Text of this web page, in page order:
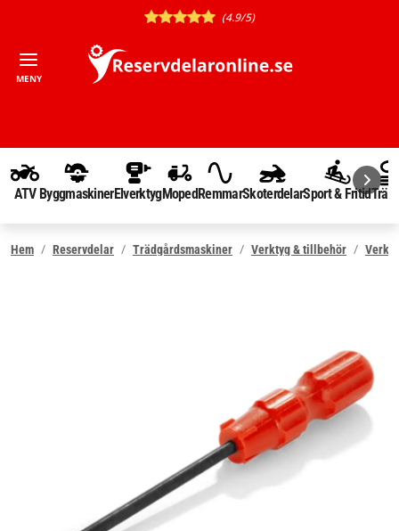
(4.9/5)
MENY
ATV ByggmaskinerElverktygMopedRemmarSkoterdelarSport & Fritid
Hem Reservdelar Trädgårdsmaskiner Verktyg & tillbehör